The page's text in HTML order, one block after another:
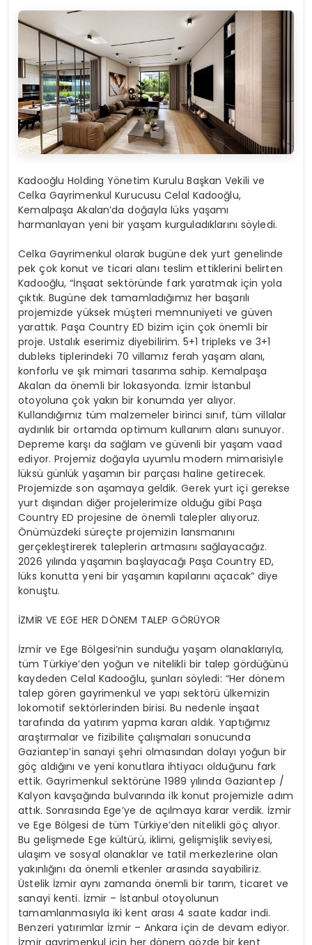
Kadooğlu Holding Yönetim Kurulu Başkan Vekili ve
Celka Gayrimenkul Kurucusu Celal Kadooğlu,
Kemalpaşa Akalan’da doğayla lüks yaşamı
harmanlayan yeni bir yaşam kurguladıklarını söyledi.
Celka Gayrimenkul olarak bugüne dek yurt genelinde
pek çok konut ve ticari alanı teslim ettiklerini belirten
Kadooğlu, “İnşaat sektöründe fark yaratmak için yola
çıktık. Bugüne dek tamamladığımız her başarılı
projemizde yüksek müşteri memnuniyeti ve güven
yarattık. Paşa Country ED bizim için çok önemli bir
proje. Ustalık eserimiz diyebilirim. 5+1 tripleks ve 3+1
dubleks tiplerindeki 70 villamız ferah yaşam alanı,
konforlu ve şık mimari tasarıma sahip. Kemalpaşa
Akalan da önemli bir lokasyonda. İzmir İstanbul
otoyoluna çok yakın bir konumda yer alıyor.
Kullandığımız tüm malzemeler birinci sınıf, tüm villalar
aydınlık bir ortamda optimum kullanım alanı sunuyor.
Depreme karşı da sağlam ve güvenli bir yaşam vaad
ediyor. Projemiz doğayla uyumlu modern mimarisiyle
lüksü günlük yaşamın bir parçası haline getirecek.
Projemizde son aşamaya geldik. Gerek yurt içi gerekse
yurt dışından diğer projelerimize olduğu gibi Paşa
Country ED projesine de önemli talepler alıyoruz.
Önümüzdeki süreçte projemizin lansmanını
gerçekleştirerek taleplerin artmasını sağlayacağız.
2026 yılında yaşamın başlayacağı Paşa Country ED,
lüks konutta yeni bir yaşamın kapılarını açacak” diye
konuştu.
İZMİR VE EGE HER DÖNEM TALEP GÖRÜYOR
İzmir ve Ege Bölgesi’nin sunduğu yaşam olanaklarıyla,
tüm Türkiye’den yoğun ve nitelikli bir talep gördüğünü
kaydeden Celal Kadooğlu, şunları söyledi: “Her dönem
talep gören gayrimenkul ve yapı sektörü ülkemizin
lokomotif sektörlerinden birisi. Bu nedenle inşaat
tarafında da yatırım yapma kararı aldık. Yaptığımız
araştırmalar ve fizibilite çalışmaları sonucunda
Gaziantep’in sanayi şehri olmasından dolayı yoğun bir
göç aldığını ve yeni konutlara ihtiyacı olduğunu fark
ettik. Gayrimenkul sektörüne 1989 yılında Gaziantep /
Kalyon kavşağında bulvarında ilk konut projemizle adım
attık. Sonrasında Ege’ye de açılmaya karar verdik. İzmir
ve Ege Bölgesi de tüm Türkiye’den nitelikli göç alıyor.
Bu gelişmede Ege kültürü, iklimi, gelişmişlik seviyesi,
ulaşım ve sosyal olanaklar ve tatil merkezlerine olan
yakınlığını da önemli etkenler arasında sayabiliriz.
Üstelik İzmir aynı zamanda önemli bir tarım, ticaret ve
sanayi kenti. İzmir – İstanbul otoyolunun
tamamlanmasıyla iki kent arası 4 saate kadar indi.
Benzeri yatırımlar İzmir – Ankara için de devam ediyor.